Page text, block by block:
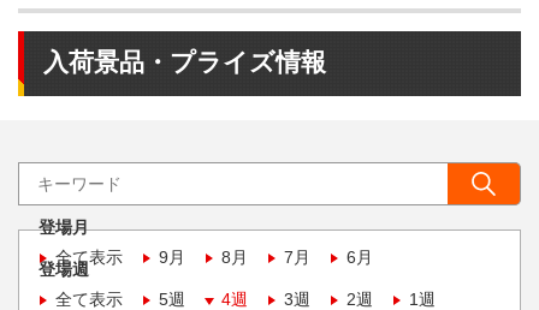
入荷景品・プライズ情報
登場月
全て表示
9月 8月 7月 6月
登場週
全て表示
5週 4週 3週 2週 1週